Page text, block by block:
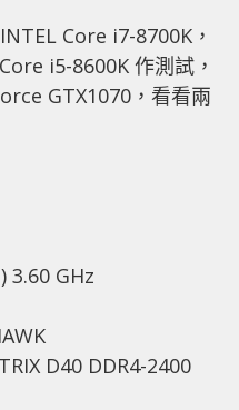
Core i7-8700K，
i5-8600K 作測試，
GTX1070，看看兩
3.60 GHz
D40 DDR4-2400